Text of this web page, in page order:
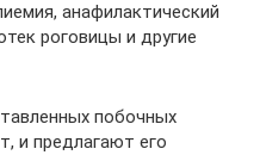
анафилактический
роговицы и другие
побочных
и предлагают его